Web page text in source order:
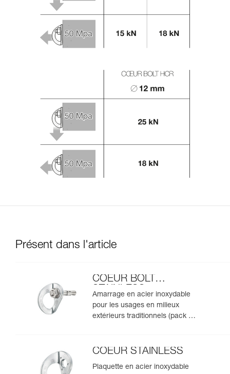
Présent dans l'article
COEUR BOLT
STAINLESS
Amarrage en acier inoxydable
pour les usages en milieux
extérieurs traditionnels (pack de
COEUR STAINLESS
Plaquette en acier inoxydable